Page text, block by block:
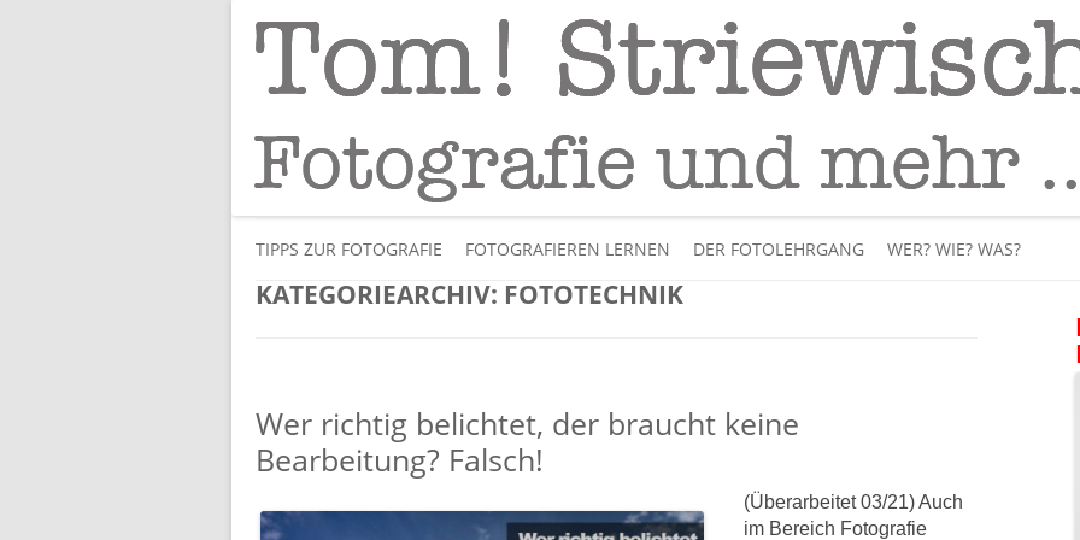
Tom! Striewisch – Fotografieren lernen
Tipps und Tricks und Meinungen zur Fotografie
to
TIPPS ZUR FOTOGRAFIE FOTOGRAFIEREN LERNEN DER FOTOLEHRGANG WER? WIE? WAS?
IM INTERNET
KATEGORIEARCHIV: FOTOTECHNIK
Wer richtig belichtet, der braucht keine
Bearbeitung? Falsch!
(Überarbeitet 03/21) Auch
im Bereich Fotografie